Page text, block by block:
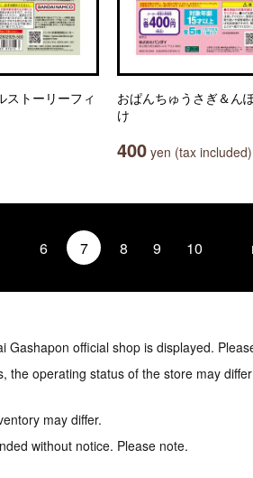
ストーリーフィ
おぱんちゅうさぎ＆ん
け
400 yen (tax included)
6 7 8 9 10
Gashapon official shop is displayed.
the operating status of the store may
may differ.
without notice. Please note.